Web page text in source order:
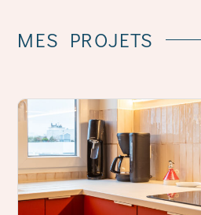
MES PROJETS